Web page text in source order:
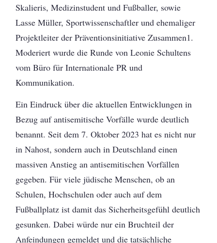
Skalieris, Medizinstudent und Fußballer, sowie
Lasse Müller, Sportwissenschaftler und ehemaliger
Projektleiter der Präventionsinitiative Zusammen1.
Moderiert wurde die Runde von Leonie Schultens
vom Büro für Internationale PR und
Kommunikation.
Ein Eindruck über die aktuellen Entwicklungen in
Bezug auf antisemitische Vorfälle wurde deutlich
benannt. Seit dem 7. Oktober 2023 hat es nicht nur
in Nahost, sondern auch in Deutschland einen
massiven Anstieg an antisemitischen Vorfällen
gegeben. Für viele jüdische Menschen, ob an
Schulen, Hochschulen oder auch auf dem
Fußballplatz ist damit das Sicherheitsgefühl deutlich
gesunken. Dabei würde nur ein Bruchteil der
Anfeindungen gemeldet und die tatsächliche